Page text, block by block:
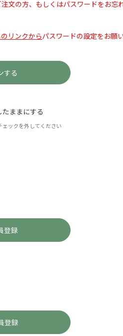
文の方、もしくはパスワードをお忘
リンクからパスワードの設定をお願
ままにする
ックを外してください